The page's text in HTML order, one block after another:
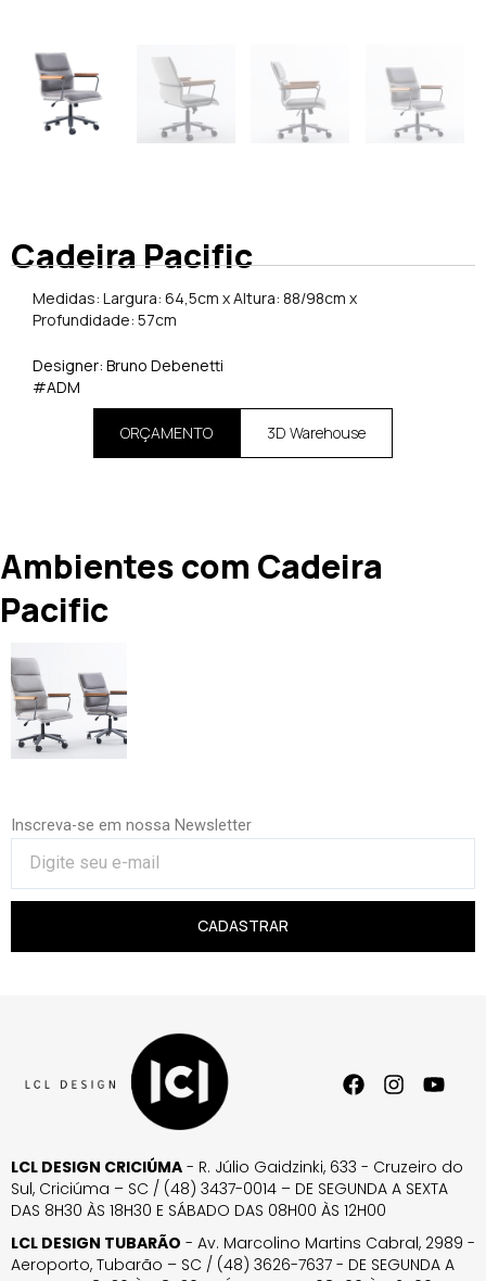
Cadeira Pacific
Medidas: Largura: 64,5cm x Altura: 88/98cm x
Profundidade: 57cm
Designer: Bruno Debenetti
#ADM
ORÇAMENTO 3D Warehouse
Ambientes com Cadeira
Pacific
Inscreva-se em nossa Newsletter
CADASTRAR
LCL DESIGN CRICIÚMA - R. Júlio Gaidzinki, 633 - Cruzeiro do
Sul, Criciúma – SC / (48) 3437-0014 – DE SEGUNDA A SEXTA
DAS 8H30 ÀS 18H30 E SÁBADO DAS 08H00 ÀS 12H00
LCL DESIGN TUBARÃO - Av. Marcolino Martins Cabral, 2989 -
Aeroporto, Tubarão – SC / (48) 3626-7637 - DE SEGUNDA A